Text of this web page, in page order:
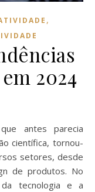
,
2024
científica, tornou-
setores, desde
de produtos. No
tecnologia e a